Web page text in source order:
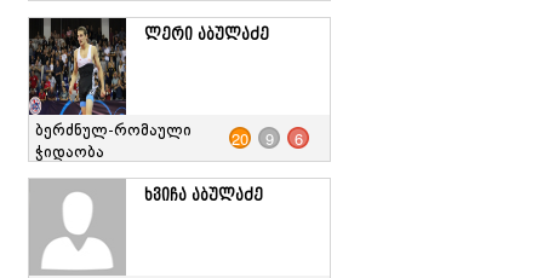
ლერი აბულაძე
ბერძნულ-რომაული
ჭიდაობა
20 9 6
ხვიჩა აბულაძე